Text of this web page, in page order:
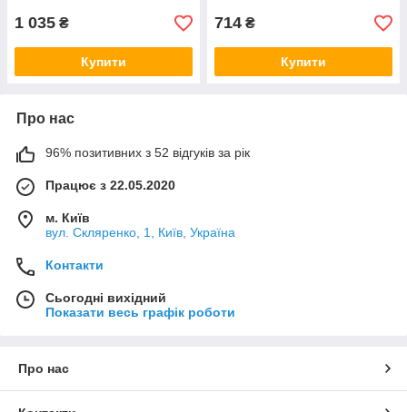
1 035 ₴
Купити
714 ₴
Купити
Про нас
96% позитивних з 52 відгуків за рік
Працює з 22.05.2020
м. Київ
вул. Скляренко, 1, Київ, Україна
Контакти
Сьогодні вихідний
Показати весь графік роботи
Про нас